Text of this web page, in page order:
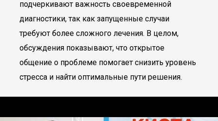
подчеркивают важность своевременной
диагностики, так как запущенные случаи
требуют более сложного лечения. В целом,
обсуждения показывают, что открытое
общение о проблеме помогает снизить уровень
стресса и найти оптимальные пути решения.